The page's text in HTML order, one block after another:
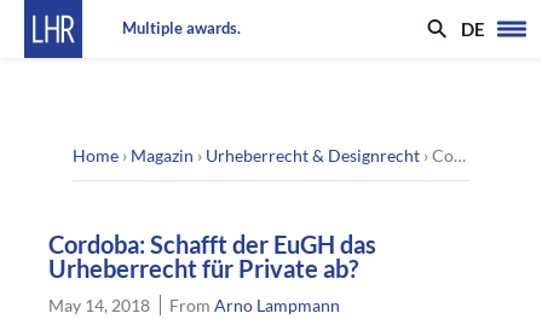
Multiple awards. DE
Home › Magazin › Urheberrecht & Designrecht ›Cordoba: Schafft der EuGH das Urheberrecht für Private ab?
Cordoba: Schafft der EuGH das
Urheberrecht für Private ab?
May 14, 2018 FromArno Lampmann